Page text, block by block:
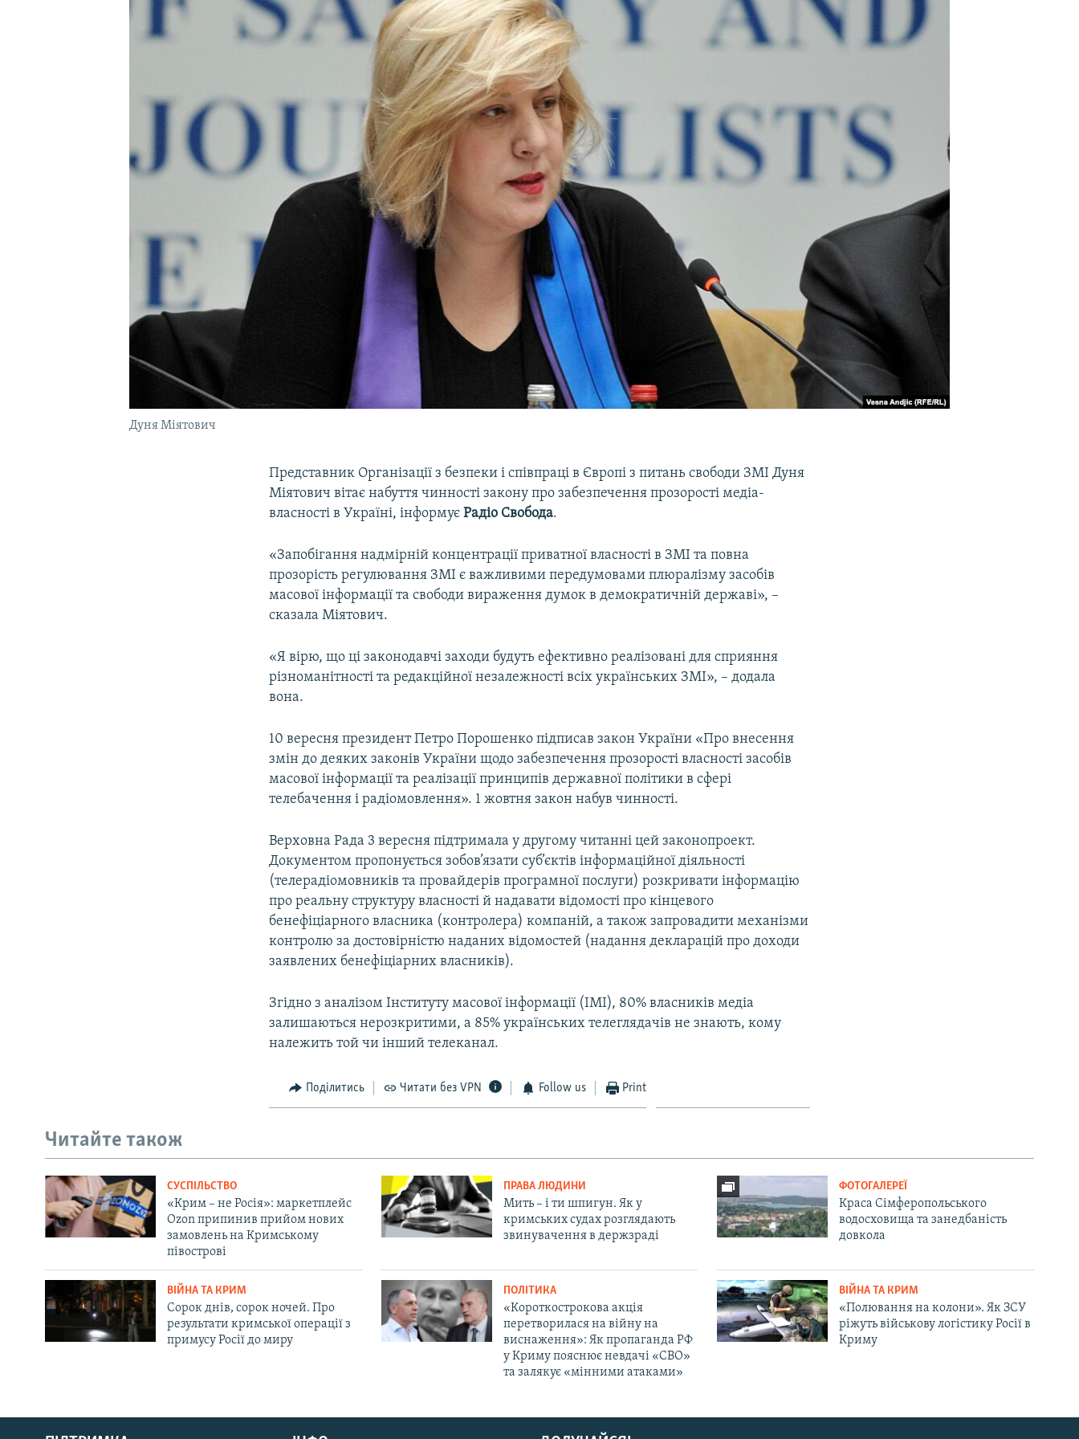
Русский
Дуня Міятович
Представник Організації з безпеки і співпраці в Європі з питань свободи ЗМІ Дуня
Міятович вітає набуття чинності закону про забезпечення прозорості медіа-
власності в Україні, інформуєРадіо Свобода.
«Запобігання надмірній концентрації приватної власності в ЗМІ та повна
прозорість регулювання ЗМІ є важливими передумовами плюралізму засобів
масової інформації та свободи вираження думок в демократичній державі», –
сказала Міятович.
«Я вірю, що ці законодавчі заходи будуть ефективно реалізовані для сприяння
різноманітності та редакційної незалежності всіх українських ЗМІ», – додала
вона.
10 вересня президент Петро Порошенко підписав закон України «Про внесення
змін до деяких законів України щодо забезпечення прозорості власності засобів
масової інформації та реалізації принципів державної політики в сфері
телебачення і радіомовлення». 1 жовтня закон набув чинності.
Верховна Рада 3 вересня підтримала у другому читанні цей законопроект.
Документом пропонується зобов’язати суб’єктів інформаційної діяльності
(телерадіомовників та провайдерів програмної послуги) розкривати інформацію
про реальну структуру власності й надавати відомості про кінцевого
бенефіціарного власника (контролера) компаній, а також запровадити механізми
контролю за достовірністю наданих відомостей (надання декларацій про доходи
заявлених бенефіціарних власників).
Згідно з аналізом Інституту масової інформації (ІМІ), 80% власників медіа
залишаються нерозкритими, а 85% українських телеглядачів не знають, кому
належить той чи інший телеканал.
Поділитись Читати без VPN Follow us Print
Читайте також
СУСПІЛЬСТВО
«Крим – не Росія»: маркетплейс
Ozon припинив прийом нових
замовлень на Кримському
півострові
ПРАВА ЛЮДИНИ
Мить – і ти шпигун. Як у
кримських судах розглядають
звинувачення в держзраді
ФОТОГАЛЕРЕЇ
Краса Сімферопольського
водосховища та занедбаність
довкола
ВІЙНА ТА КРИМ
Сорок днів, сорок ночей. Про
результати кримської операції з
примусу Росії до миру
ПОЛІТИКА
«Короткострокова акція
перетворилася на війну на
виснаження»: Як пропаганда РФ
у Криму пояснює невдачі «СВО»
та залякує «мінними атаками»
ВІЙНА ТА КРИМ
«Полювання на колони». Як ЗСУ
ріжуть військову логістику Росії в
Криму